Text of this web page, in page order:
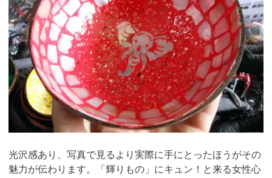
光沢感あり、写真で見るより実際に手にとったほうがその
魅力が伝わります。「輝りもの」にキュン！と来る女性心